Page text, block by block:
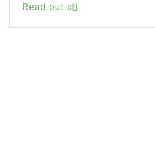
Read out all